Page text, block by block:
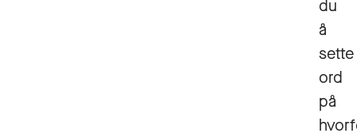
du
å
sette
ord
på